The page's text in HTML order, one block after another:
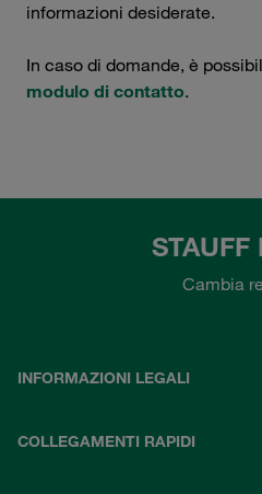
informazioni desiderate.
In caso di domande, è
modulo di contatto.
STAUFF
Cambia
INFORMAZIONI LEGALI
COLLEGAMENTI RAPIDI